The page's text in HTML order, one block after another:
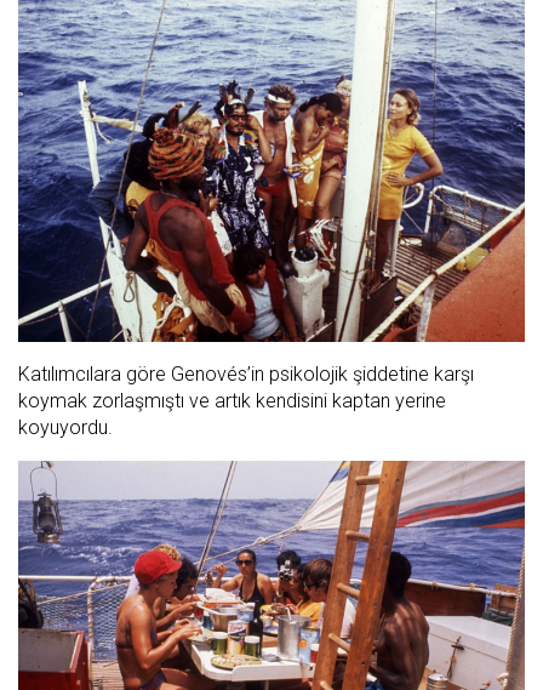
Katılımcılara göre Genovés’in psikolojik şiddetine karşı
koymak zorlaşmıştı ve artık kendisini kaptan yerine
koyuyordu.